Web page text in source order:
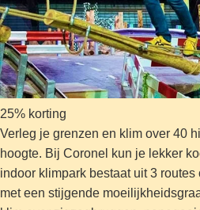
25% korting
Verleg je grenzen en klim over 40
hoogte. Bij Coronel kun je lekker
indoor klimpark bestaat uit 3
met een stijgende